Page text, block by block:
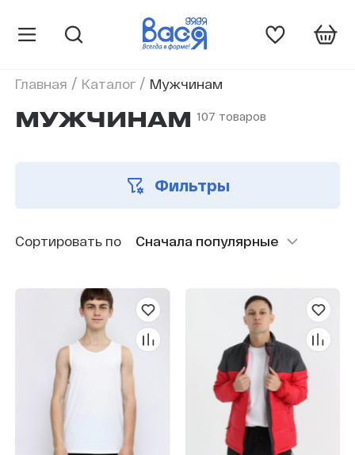
Главная / Каталог/ Мужчинам
МУЖЧИНАМ 107 товаров
Фильтры
Сортировать по Сначала популярные